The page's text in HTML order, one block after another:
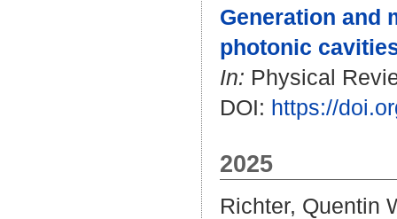
Generation and
photonic
In: Physical
DOI: https://
2025
Richter, Quentin